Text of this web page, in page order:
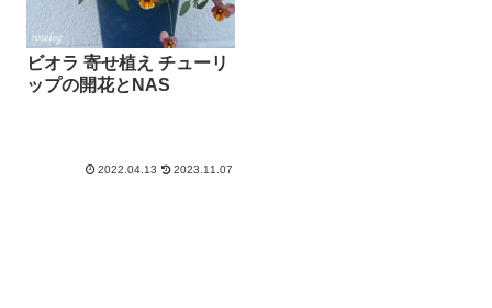
ビオラ 寄せ植え チューリ
ップの開花とNAS
2022.04.13 2023.11.07